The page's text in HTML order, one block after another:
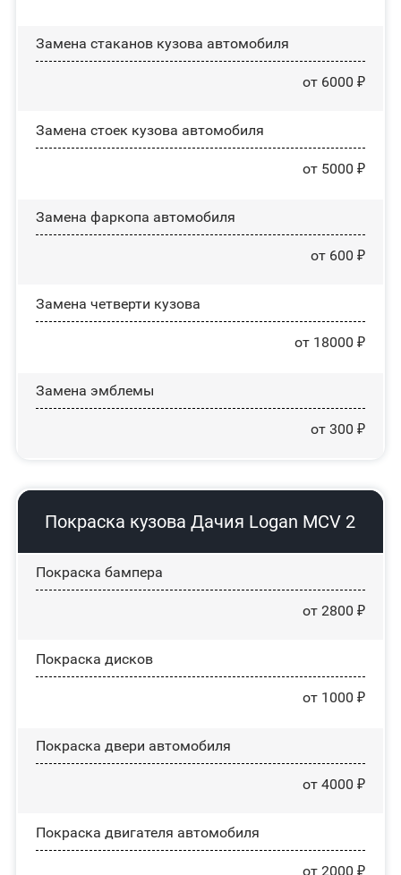
Замена стаканов кузова автомобиля
от 6000 ₽
Замена стоек кузова автомобиля
от 5000 ₽
Замена фаркопа автомобиля
от 600 ₽
Замена четверти кузова
от 18000 ₽
Замена эмблемы
от 300 ₽
Покраска кузова Дачия Logan MCV 2
Покраска бампера
от 2800 ₽
Покраска дисков
от 1000 ₽
Покраска двери автомобиля
от 4000 ₽
Покраска двигателя автомобиля
от 2000 ₽